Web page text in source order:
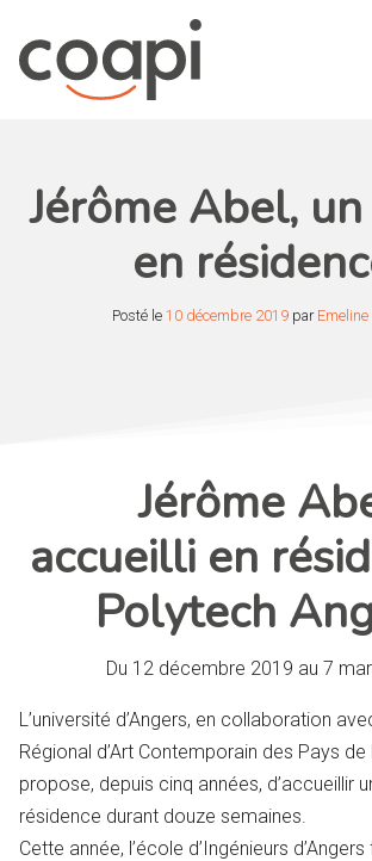
Jérôme Abel,
en
Posté le 10 décembre 2019 par
Jérôme
accueilli en
Polytech
Du 12 décembre 2019 au 7
L’université d’Angers, en collaboration
Régional d’Art Contemporain des Pays de
propose, depuis cinq années, d’accueillir
résidence durant douze semaines.
Cette année, l’école d’Ingénieurs